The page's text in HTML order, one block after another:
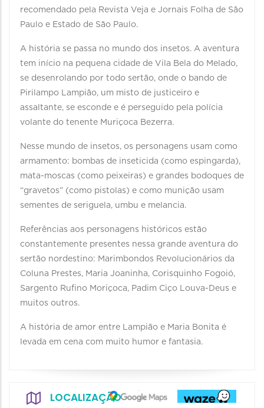
recomendado pela Revista Veja e Jornais Folha de São
Paulo e Estado de São Paulo.
A história se passa no mundo dos insetos. A aventura
tem início na pequena cidade de Vila Bela do Melado,
se desenrolando por todo sertão, onde o bando de
Pirilampo Lampião, um misto de justiceiro e
assaltante, se esconde e é perseguido pela polícia
volante do tenente Muriçoca Bezerra.
Nesse mundo de insetos, os personagens usam como
armamento: bombas de inseticida (como espingarda),
mata-moscas (como peixeiras) e grandes bodoques de
“gravetos” (como pistolas) e como munição usam
sementes de seriguela, umbu e melancia.
Referências aos personagens históricos estão
constantemente presentes nessa grande aventura do
sertão nordestino: Marimbondos Revolucionários da
Coluna Prestes, Maria Joaninha, Corisquinho Fogoió,
Sargento Rufino Moriçoca, Padim Ciço Louva-Deus e
muitos outros.
A história de amor entre Lampião e Maria Bonita é
levada em cena com muito humor e fantasia.
LOCALIZAÇÃO